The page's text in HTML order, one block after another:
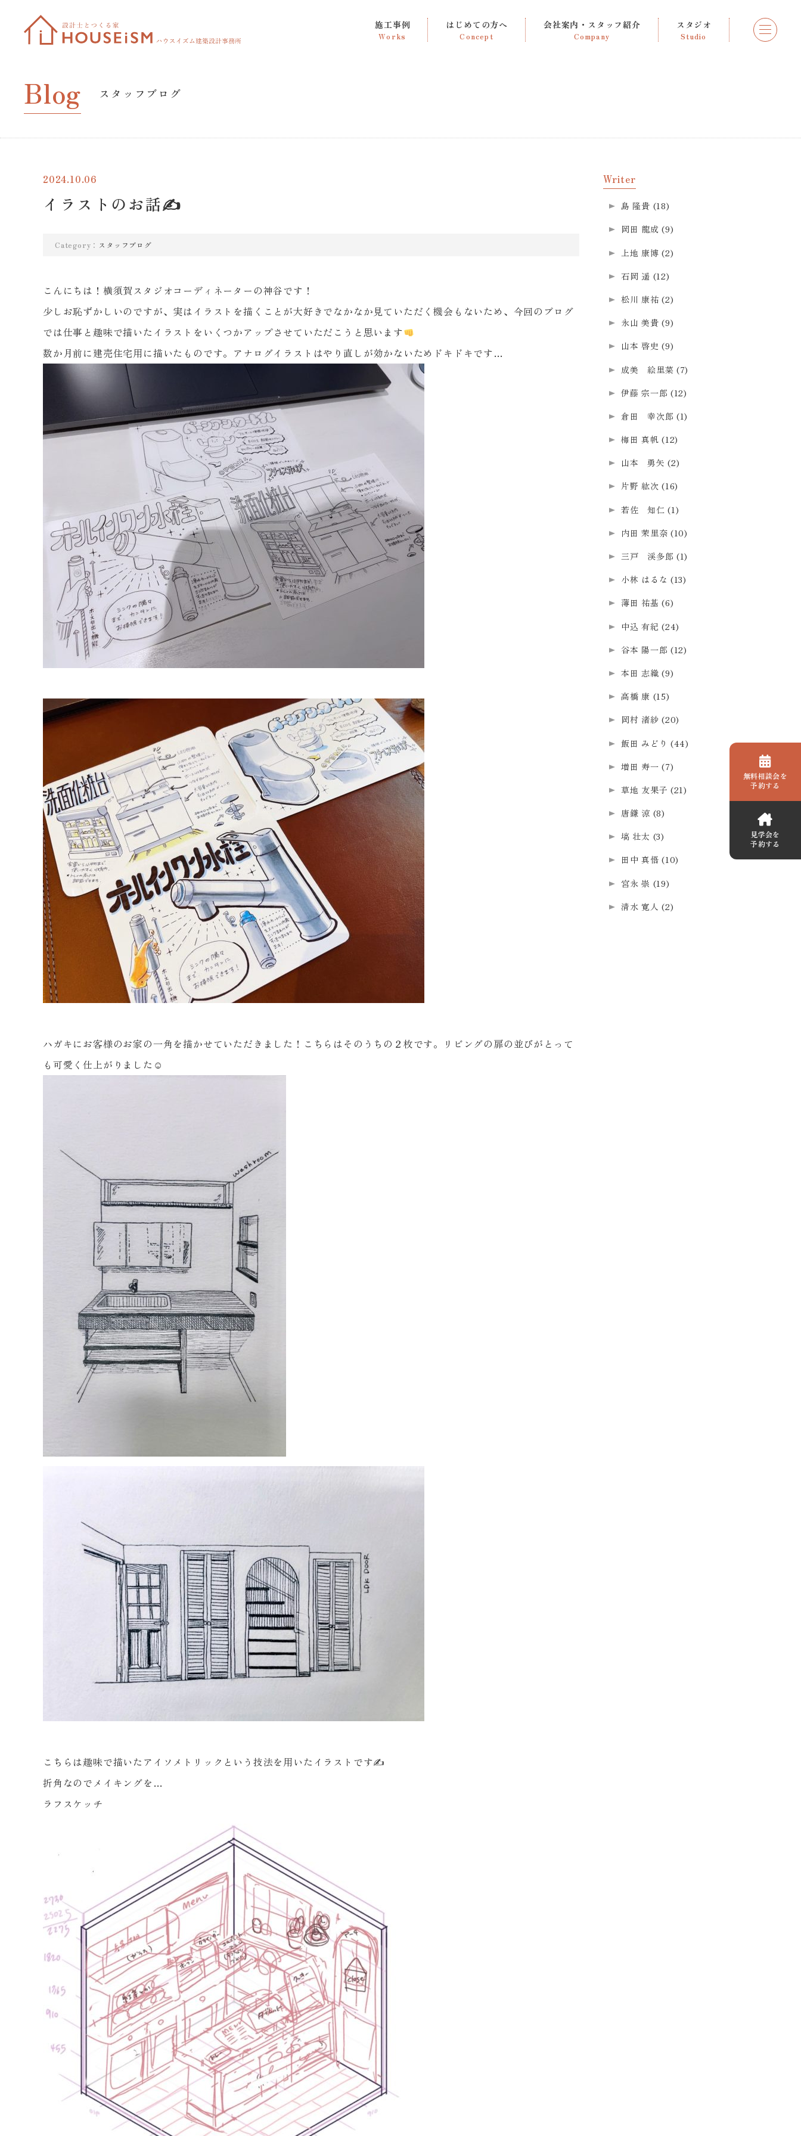
施工事例
Works
はじめての方へ
Concept
会社案内・スタッフ紹介
Company
スタジオ
Studio
Blog スタッフブログ
2024.10.06
イラストのお話✍
Category： スタッフブログ
こんにちは！横須賀スタジオコーディネーターの神谷です！
少しお恥ずかしいのですが、実はイラストを描くことが大好きでなかなか見ていただく機会もないため、今回のブログ
では仕事と趣味で描いたイラストをいくつかアップさせていただこうと思います
数か月前に建売住宅用に描いたものです。アナログイラストはやり直しが効かないためドキドキです…
ハガキにお客様のお家の一角を描かせていただきました！こちらはそのうちの２枚です。リビングの扉の並びがとって
も可愛く仕上がりました☺
こちらは趣味で描いたアイソメトリックという技法を用いたイラストです✍️
折角なのでメイキングを…
ラフスケッチ
Writer
島 隆貴 (18)
岡田 龍成 (9)
上地 康博 (2)
石岡 遥 (12)
松川 康祐 (2)
永山 美貴 (9)
山本 啓史 (9)
成美 絵里菜 (7)
伊藤 宗一郎 (12)
倉田 幸次郎 (1)
梅田 真帆 (12)
山本 勇矢 (2)
片野 紘次 (16)
若佐 知仁 (1)
内田 茉里奈 (10)
三戸 渓多郎 (1)
小林 はるな (13)
薄田 祐基 (6)
中込 有紀 (24)
谷本 陽一郎 (12)
本田 志織 (9)
高橋 康 (15)
岡村 渚紗 (20)
飯田 みどり (44)
増田 寿一 (7)
草地 友果子 (21)
唐鎌 涼 (8)
塙 壮太 (3)
田中 真悟 (10)
宮永 崇 (19)
清水 寛人 (2)
無料相談会を
予約する
見学会を
予約する